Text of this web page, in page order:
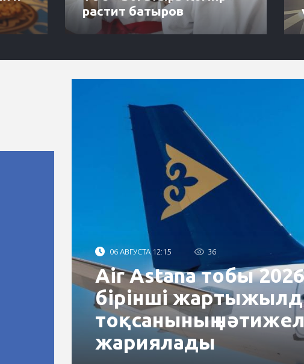
растит батыров
06 АВГУСТА 12:15 36
Air Astana тобы
бірінші
тоқсанының
жариялады